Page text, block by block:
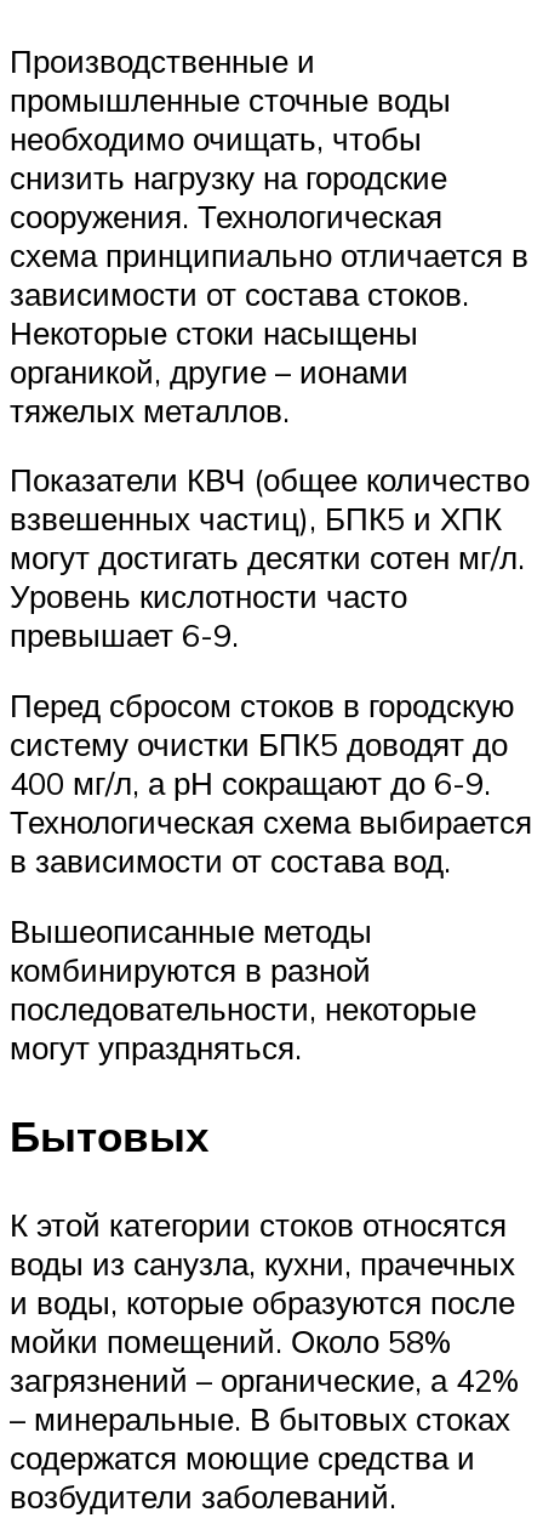
Производственные и
промышленные сточные воды
необходимо очищать, чтобы
снизить нагрузку на городские
сооружения. Технологическая
схема принципиально отличается в
зависимости от состава стоков.
Некоторые стоки насыщены
органикой, другие – ионами
тяжелых металлов.
Показатели КВЧ (общее количество
взвешенных частиц), БПК5 и ХПК
могут достигать десятки сотен мг/л.
Уровень кислотности часто
превышает 6-9.
Перед сбросом стоков в городскую
систему очистки БПК5 доводят до
400 мг/л, а рН сокращают до 6-9.
Технологическая схема выбирается
в зависимости от состава вод.
Вышеописанные методы
комбинируются в разной
последовательности, некоторые
могут упраздняться.
Бытовых
К этой категории стоков относятся
воды из санузла, кухни, прачечных
и воды, которые образуются после
мойки помещений. Около 58%
загрязнений – органические, а 42%
– минеральные. В бытовых стоках
содержатся моющие средства и
возбудители заболеваний.